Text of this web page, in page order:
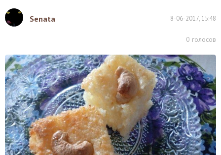
Senata 8-06-2017, 15:48
0 голосов